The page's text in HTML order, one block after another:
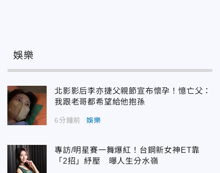
娛樂
北影影后李亦捷父親節宣布懷孕！憶亡父：
我跟老哥都希望給他抱孫
6分鐘前 娛樂
專訪/明星賽一舞爆紅！台鋼新女神ET靠
「2招」紓壓 曝人生分水嶺